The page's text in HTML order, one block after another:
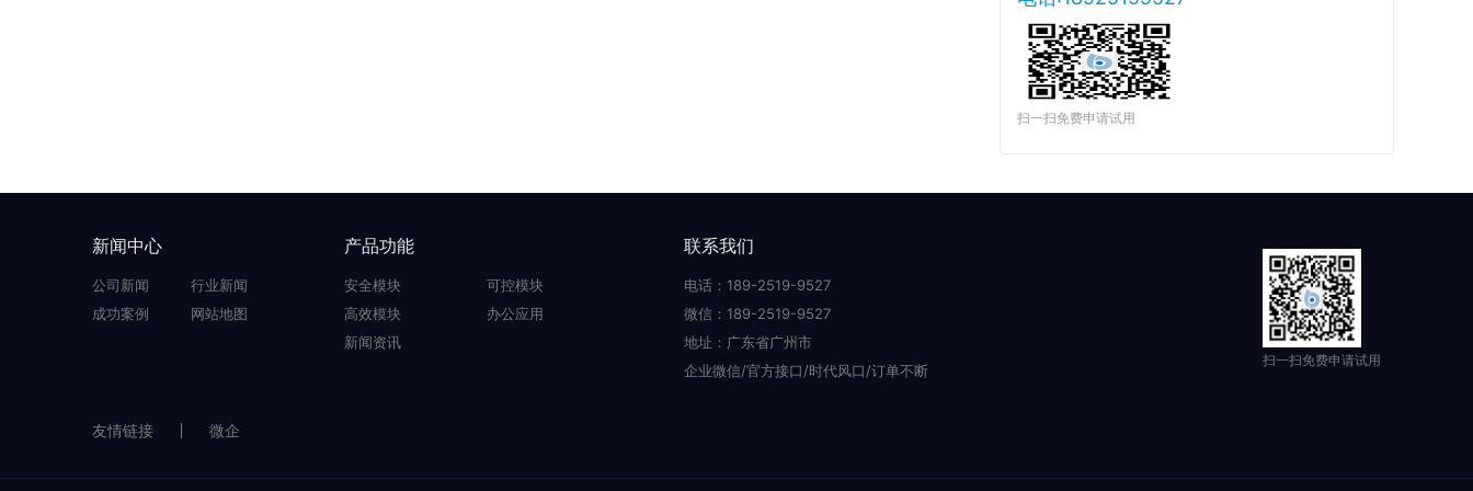
扫一扫免费申请试用
新闻中心
公司新闻
行业新闻
成功案例
网站地图
产品功能
安全模块
可控模块
高效模块
办公应用
新闻资讯
联系我们
电话：189-2519-9527
微信：189-2519-9527
地址：广东省广州市
企业微信/官方接口/时代风口/订单不断
扫一扫免费申请试用
友情链接 微企